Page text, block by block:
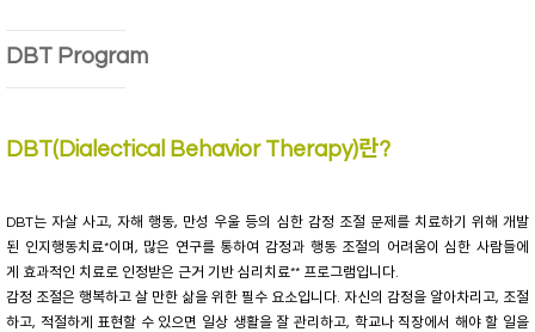
DBT Program
DBT(Dialectical Behavior Therapy)란?
DBT는 자살 사고, 자해 행동, 만성 우울 등의 심한 감정 조절 문제를 치료하기 위해 개발
된 인지행동치료*이며, 많은 연구를 통하여 감정과 행동 조절의 어려움이 심한 사람들에
게 효과적인 치료로 인정받은 근거 기반 심리치료** 프로그램입니다.
감정 조절은 행복하고 살 만한 삶을 위한 필수 요소입니다. 자신의 감정을 알아차리고, 조절
하고, 적절하게 표현할 수 있으면 일상 생활을 잘 관리하고, 학교나 직장에서 해야 할 일을